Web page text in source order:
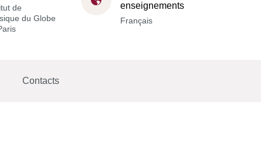
de
du Globe
enseignements
Français
Contacts